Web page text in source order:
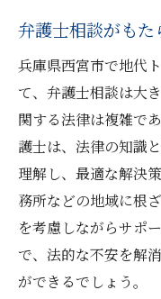
弁護士相談がもた
兵庫県西宮市で地代
て、弁護士相談は大
関する法律は複雑で
護士は、法律の知識
理解し、最適な解決
務所などの地域に根
を考慮しながらサポ
で、法的な不安を解
ができるでしょう。